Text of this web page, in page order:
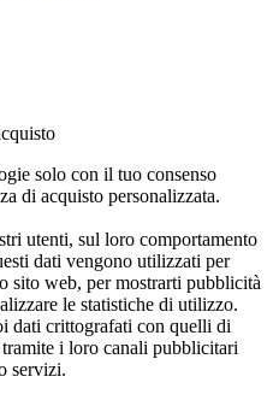
solo con il tuo consenso
di acquisto personalizzata.
utenti, sul loro comportamento
dati vengono utilizzati per
sito web, per mostrarti pubblicità
le statistiche di utilizzo.
dati crittografati con quelli di
i loro canali pubblicitari
servizi.